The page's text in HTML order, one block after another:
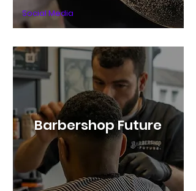
Social Media
Barbershop Future